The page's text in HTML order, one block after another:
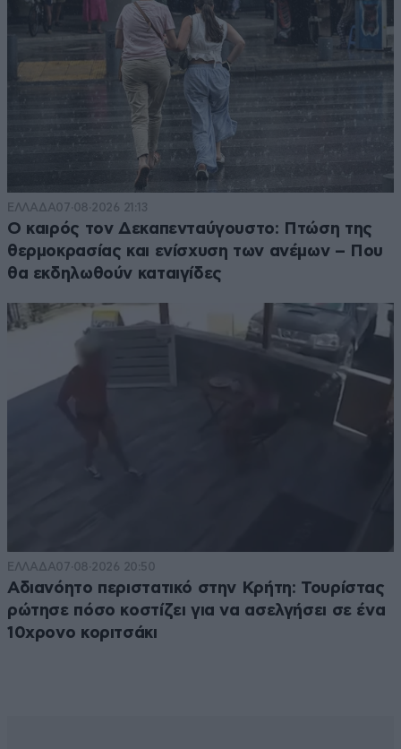
ΕΛΛΑΔΑ07·08·2026 21:13
Ο καιρός τον Δεκαπενταύγουστο: Πτώση της
θερμοκρασίας και ενίσχυση των ανέμων – Που
θα εκδηλωθούν καταιγίδες
ΕΛΛΑΔΑ07·08·2026 20:50
Αδιανόητο περιστατικό στην Κρήτη: Τουρίστας
ρώτησε πόσο κοστίζει για να ασελγήσει σε ένα
10χρονο κοριτσάκι